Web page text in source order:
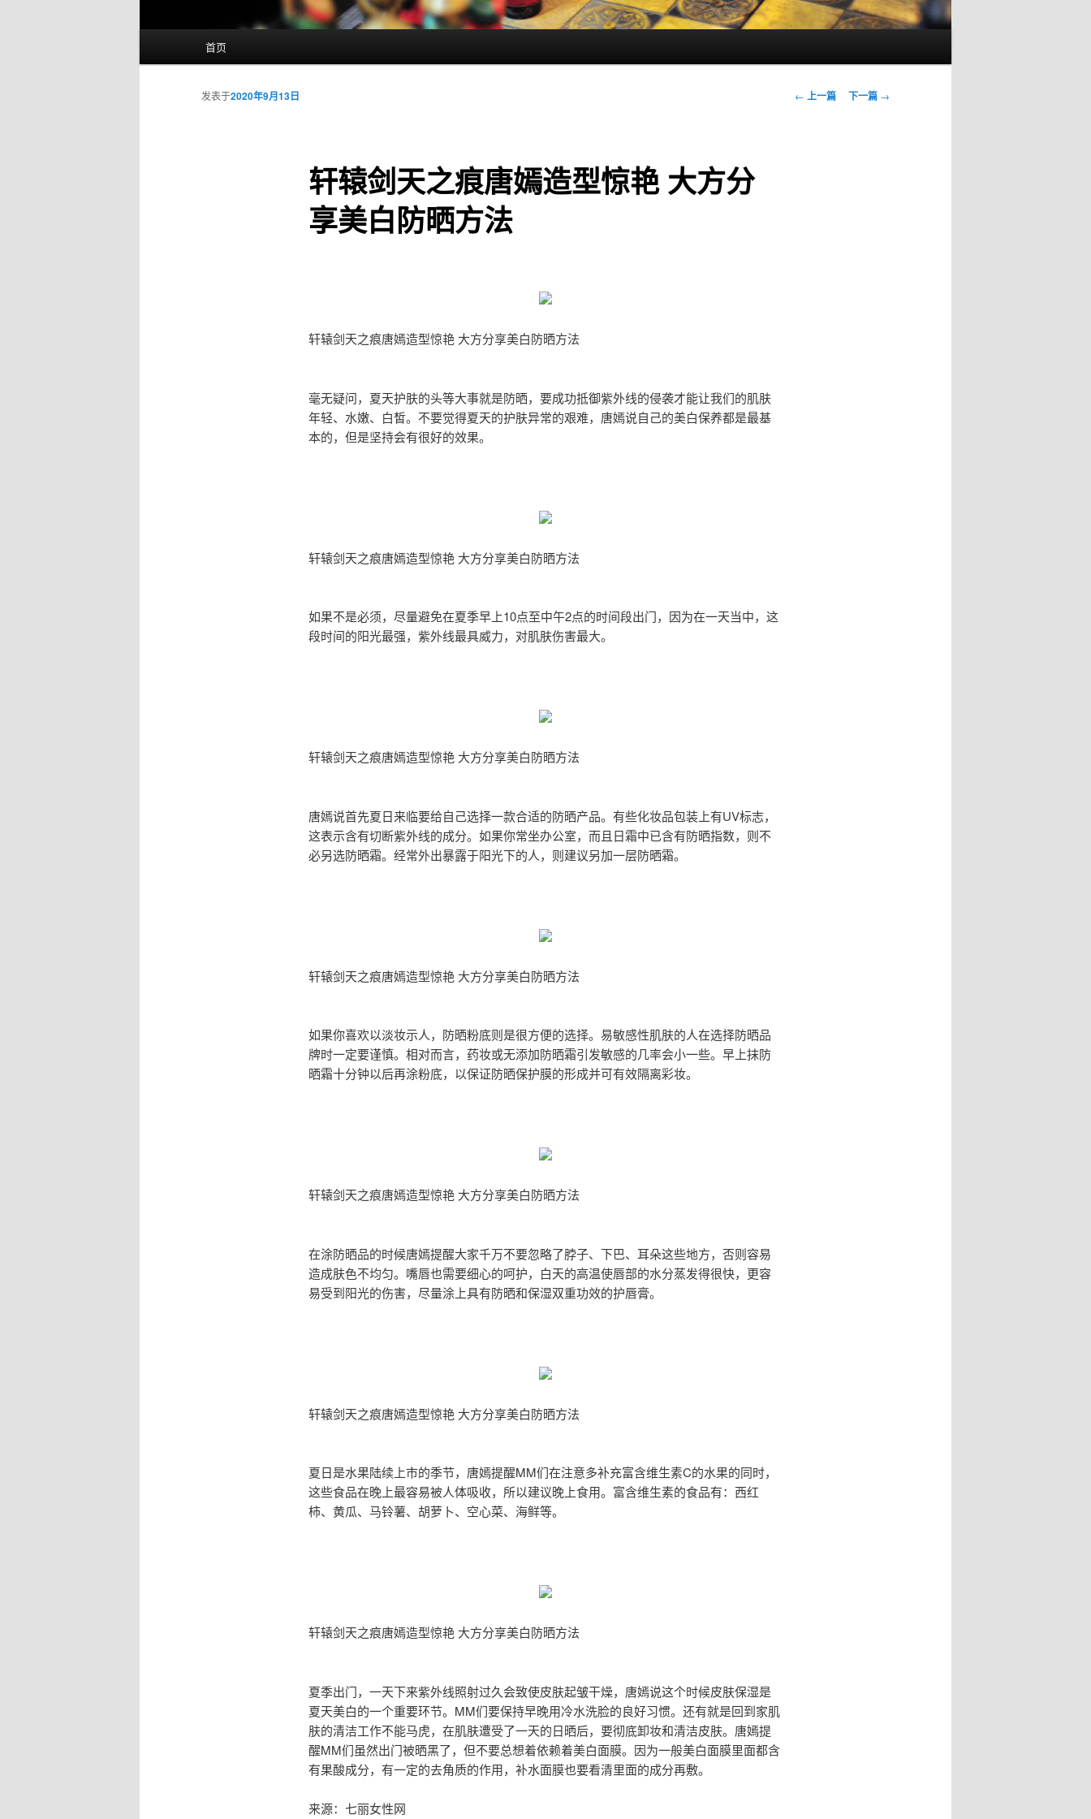
首页
文
← 上一篇 下一篇 →
轩辕剑天之痕唐嫣造型惊艳 大方分
享美白防晒方法
发表于2020年9月13日
轩辕剑天之痕唐嫣造型惊艳 大方分享美白防晒方法
毫无疑问，夏天护肤的头等大事就是防晒，要成功抵御紫外线的侵袭才能让我们的肌肤
年轻、水嫩、白皙。不要觉得夏天的护肤异常的艰难，唐嫣说自己的美白保养都是最基
本的，但是坚持会有很好的效果。
轩辕剑天之痕唐嫣造型惊艳 大方分享美白防晒方法
如果不是必须，尽量避免在夏季早上10点至中午2点的时间段出门，因为在一天当中，这
段时间的阳光最强，紫外线最具威力，对肌肤伤害最大。
轩辕剑天之痕唐嫣造型惊艳 大方分享美白防晒方法
唐嫣说首先夏日来临要给自己选择一款合适的防晒产品。有些化妆品包装上有UV标志，
这表示含有切断紫外线的成分。如果你常坐办公室，而且日霜中已含有防晒指数，则不
必另选防晒霜。经常外出暴露于阳光下的人，则建议另加一层防晒霜。
轩辕剑天之痕唐嫣造型惊艳 大方分享美白防晒方法
如果你喜欢以淡妆示人，防晒粉底则是很方便的选择。易敏感性肌肤的人在选择防晒品
牌时一定要谨慎。相对而言，药妆或无添加防晒霜引发敏感的几率会小一些。早上抹防
晒霜十分钟以后再涂粉底，以保证防晒保护膜的形成并可有效隔离彩妆。
轩辕剑天之痕唐嫣造型惊艳 大方分享美白防晒方法
在涂防晒品的时候唐嫣提醒大家千万不要忽略了脖子、下巴、耳朵这些地方，否则容易
造成肤色不均匀。嘴唇也需要细心的呵护，白天的高温使唇部的水分蒸发得很快，更容
易受到阳光的伤害，尽量涂上具有防晒和保湿双重功效的护唇膏。
轩辕剑天之痕唐嫣造型惊艳 大方分享美白防晒方法
夏日是水果陆续上市的季节，唐嫣提醒MM们在注意多补充富含维生素C的水果的同时，
这些食品在晚上最容易被人体吸收，所以建议晚上食用。富含维生素的食品有：西红
柿、黄瓜、马铃薯、胡萝卜、空心菜、海鲜等。
轩辕剑天之痕唐嫣造型惊艳 大方分享美白防晒方法
夏季出门，一天下来紫外线照射过久会致使皮肤起皱干燥，唐嫣说这个时候皮肤保湿是
夏天美白的一个重要环节。MM们要保持早晚用冷水洗脸的良好习惯。还有就是回到家肌
肤的清洁工作不能马虎，在肌肤遭受了一天的日晒后，要彻底卸妆和清洁皮肤。唐嫣提
醒MM们虽然出门被晒黑了，但不要总想着依赖着美白面膜。因为一般美白面膜里面都含
有果酸成分，有一定的去角质的作用，补水面膜也要看清里面的成分再敷。
来源：七丽女性网